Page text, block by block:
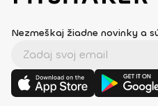
Nezmeškaj žiadne novinky a